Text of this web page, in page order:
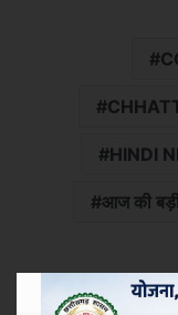
HINDI
आज की